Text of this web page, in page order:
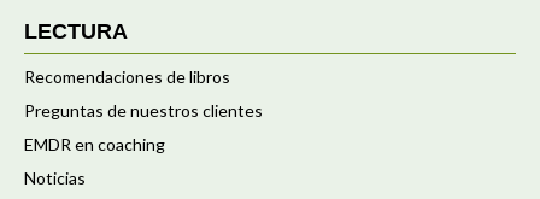
LECTURA
Recomendaciones de libros
Preguntas de nuestros clientes
EMDR en coaching
Noticias